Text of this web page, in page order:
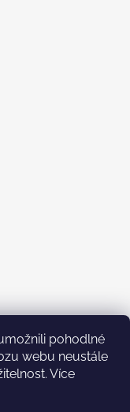
pohodlné
webu neustále
Více